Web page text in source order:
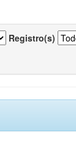
Registro(s)